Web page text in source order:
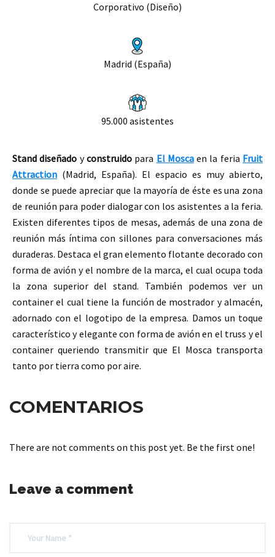
Corporativo (Diseño)
Madrid (España)
95.000 asistentes
Stand diseñado yconstruidopara El Moscaen la feria Fruit
Attraction (Madrid, España). El espacio es muy abierto,
donde se puede apreciar que la mayoría de éste es una zona
de reunión para poder dialogar con los asistentes a la feria.
Existen diferentes tipos de mesas, además de una zona de
reunión más íntima con sillones para conversaciones más
duraderas. Destaca el gran elemento flotante decorado con
forma de avión y el nombre de la marca, el cual ocupa toda
la zona superior del stand. También podemos ver un
container el cual tiene la función de mostrador y almacén,
adornado con el logotipo de la empresa. Damos un toque
característico y elegante con forma de avión en el truss y el
containerqueriendo transmitir que El Mosca transporta
tanto por tierra como por aire.
COMENTARIOS
There are not comments on this post yet. Be the first one!
Leave a comment